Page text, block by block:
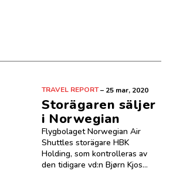
TRAVEL REPORT– 25 mar, 2020
Storägaren säljer
i Norwegian
Flygbolaget Norwegian Air
Shuttles storägare HBK
Holding, som kontrolleras av
den tidigare vd:n Bjørn Kjos...